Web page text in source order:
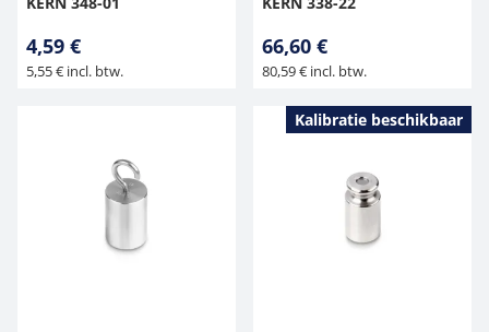
4,59 €
5,55 € incl. btw.
66,60 €
80,59 € incl. btw.
Kalibratie beschikbaar